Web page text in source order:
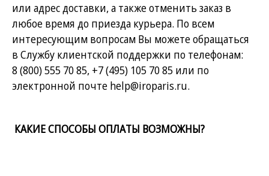
или адрес доставки, а также отменить заказ в
любое время до приезда курьера. По всем
интересующим вопросам Вы можете обращаться
в Службу клиентской поддержки по телефонам:
8 (800) 555 70 85, +7 (495) 105 70 85 или по
электронной почте help@iroparis.ru.
КАКИЕ СПОСОБЫ ОПЛАТЫ ВОЗМОЖНЫ?